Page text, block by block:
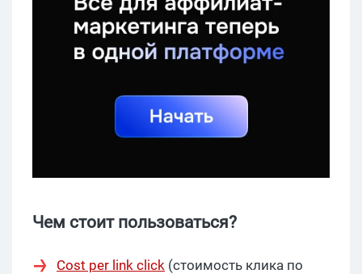
Чем стоит пользоваться?
Cost per link click (стоимость клика по